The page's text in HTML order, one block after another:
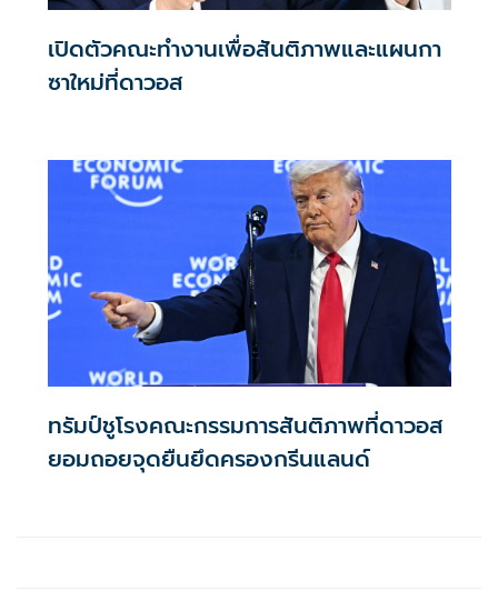
เปิดตัวคณะทำงานเพื่อสันติภาพและแผนกา
ซาใหม่ที่ดาวอส
ทรัมป์ชูโรงคณะกรรมการสันติภาพที่ดาวอส
ยอมถอยจุดยืนยึดครองกรีนแลนด์